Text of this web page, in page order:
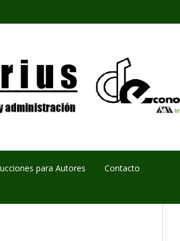
para Autores Contacto